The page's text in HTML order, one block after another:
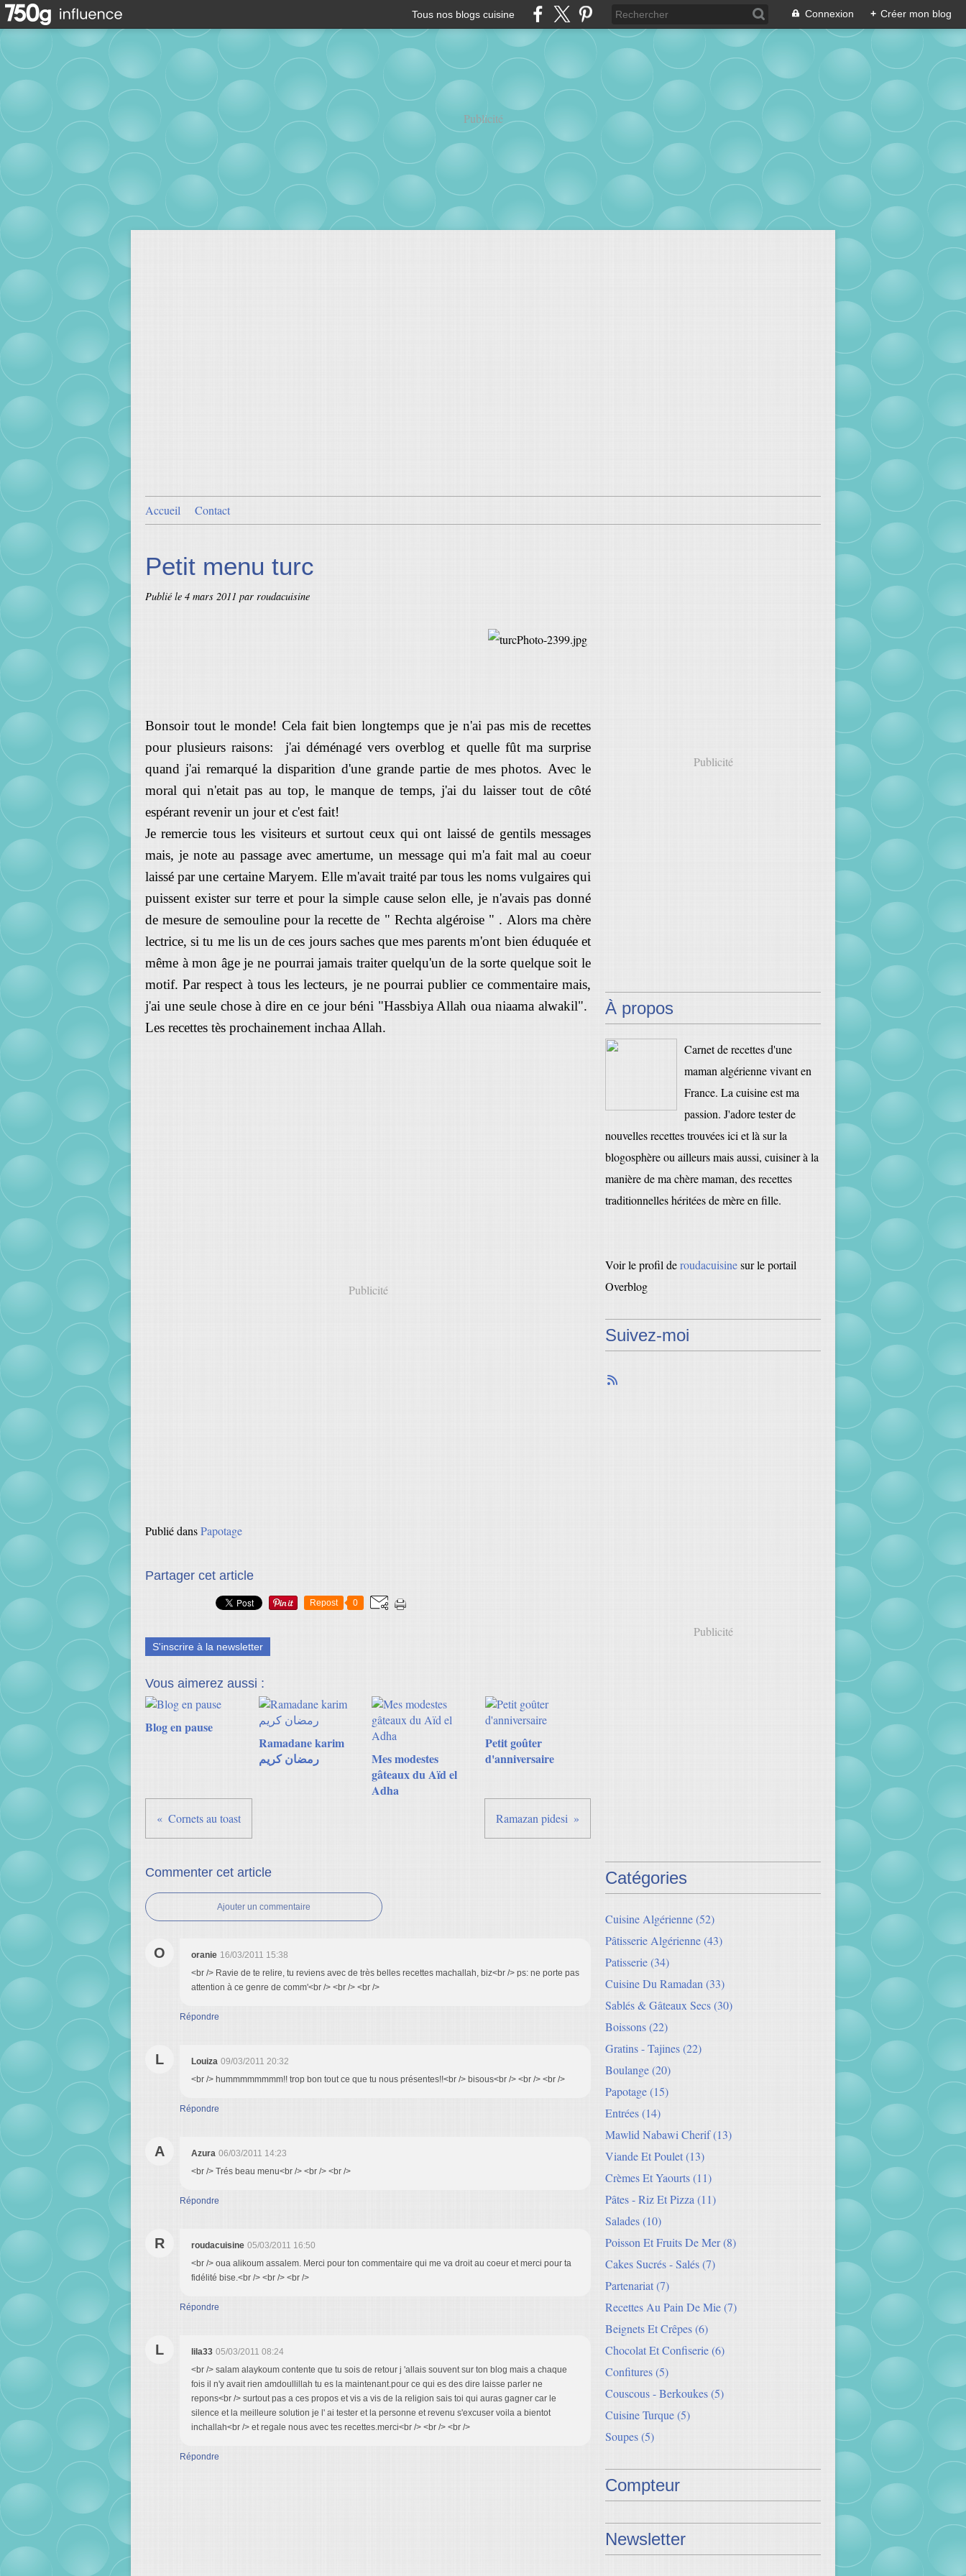
Tous nos blogs cuisine Connexion + Créer mon blog
Publicité
Accueil Contact
Petit menu turc
Publié le 4 mars 2011 par roudacuisine
Bonsoir tout le monde! Cela fait bien longtemps que je n'ai pas mis de recettes
pour plusieurs raisons: j'ai déménagé vers overblog et quelle fût ma surprise
quand j'ai remarqué la disparition d'une grande partie de mes photos. Avec le
moral qui n'etait pas au top, le manque de temps, j'ai du laisser tout de côté
espérant revenir un jour et c'est fait!
Je remercie tous les visiteurs et surtout ceux qui ont laissé de gentils messages
mais, je note au passage avec amertume, un message qui m'a fait mal au coeur
laissé par une certaine Maryem. Elle m'avait traité par tous les noms vulgaires qui
puissent exister sur terre et pour la simple cause selon elle, je n'avais pas donné
de mesure de semouline pour la recette de " Rechta algéroise " . Alors ma chère
lectrice, si tu me lis un de ces jours saches que mes parents m'ont bien éduquée et
même à mon âge je ne pourrai jamais traiter quelqu'un de la sorte quelque soit le
motif. Par respect à tous les lecteurs, je ne pourrai publier ce commentaire mais,
j'ai une seule chose à dire en ce jour béni "Hassbiya Allah oua niaama alwakil".
Les recettes tès prochainement inchaa Allah.
Publicité
Publié dansPapotage
Partager cet article
Repost 0
S'inscrire à la newsletter
Vous aimerez aussi :
Blog en pause
Ramadane karim
رمضان كريم
Mes modestes
gâteaux du Aïd el
Adha
Petit goûter
d'anniversaire
Cornets au toast Ramazan pidesi
Commenter cet article
Ajouter un commentaire
O oranie 16/03/2011 15:38
<br /> Ravie de te relire, tu reviens avec de très belles recettes machallah, biz<br /> ps: ne porte pas
attention à ce genre de comm'<br /> <br /> <br />
Répondre
L Louiza 09/03/2011 20:32
<br /> hummmmmmmm!! trop bon tout ce que tu nous présentes!!<br /> bisous<br /> <br /> <br />
Répondre
A Azura 06/03/2011 14:23
<br /> Trés beau menu<br /> <br /> <br />
Répondre
R roudacuisine 05/03/2011 16:50
<br /> oua alikoum assalem. Merci pour ton commentaire qui me va droit au coeur et merci pour ta
fidélité bise.<br /> <br /> <br />
Répondre
L lila33 05/03/2011 08:24
<br /> salam alaykoum contente que tu sois de retour j 'allais souvent sur ton blog mais a chaque
fois il n'y avait rien amdoullillah tu es la maintenant.pour ce qui es des dire laisse parler ne
repons<br /> surtout pas a ces propos et vis a vis de la religion sais toi qui auras gagner car le
silence et la meilleure solution je l' ai tester et la personne et revenu s'excuser voila a bientot
inchallah<br /> et regale nous avec tes recettes.merci<br /> <br /> <br />
Répondre
Publicité
À propos
Carnet de recettes d'une
maman algérienne vivant en
France. La cuisine est ma
passion. J'adore tester de
nouvelles recettes trouvées ici et là sur la
blogosphère ou ailleurs mais aussi, cuisiner à la
manière de ma chère maman, des recettes
traditionnelles héritées de mère en fille.
Voir le profil deroudacuisinesur le portail
Overblog
Suivez-moi
Publicité
Catégories
Cuisine Algérienne(52)
Pâtisserie Algérienne(43)
Patisserie(34)
Cuisine Du Ramadan (33)
Sablés & Gâteaux Secs(30)
Boissons(22)
Gratins - Tajines(22)
Boulange(20)
Papotage(15)
Entrées(14)
Mawlid Nabawi Cherif(13)
Viande Et Poulet(13)
Crèmes Et Yaourts(11)
Pâtes - Riz Et Pizza (11)
Salades(10)
Poisson Et Fruits De Mer(8)
Cakes Sucrés - Salés(7)
Partenariat(7)
Recettes Au Pain De Mie(7)
Beignets Et Crêpes(6)
Chocolat Et Confiserie(6)
Confitures(5)
Couscous - Berkoukes(5)
Cuisine Turque(5)
Soupes(5)
Compteur
Newsletter